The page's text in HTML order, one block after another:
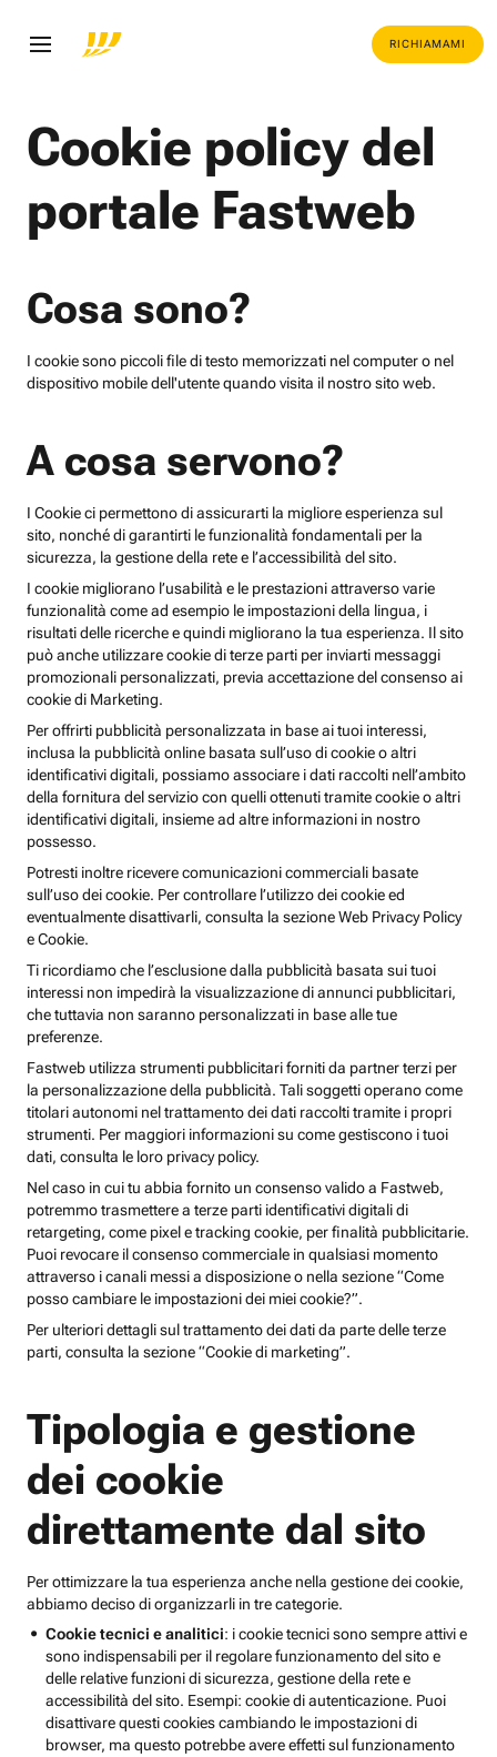
RICHIAMAMI
Cookie policy del
portale Fastweb
Cosa sono?
I cookie sono piccoli file di testo memorizzati nel computer o nel
dispositivo mobile dell'utente quando visita il nostro sito web.
A cosa servono?
I Cookie ci permettono di assicurarti la migliore esperienza sul
sito, nonché di garantirti le funzionalità fondamentali per la
sicurezza, la gestione della rete e l’accessibilità del sito.
I cookie migliorano l’usabilità e le prestazioni attraverso varie
funzionalità come ad esempio le impostazioni della lingua, i
risultati delle ricerche e quindi migliorano la tua esperienza. Il sito
può anche utilizzare cookie di terze parti per inviarti messaggi
promozionali personalizzati, previa accettazione del consenso ai
cookie di Marketing.
Per offrirti pubblicità personalizzata in base ai tuoi interessi,
inclusa la pubblicità online basata sull’uso di cookie o altri
identificativi digitali, possiamo associare i dati raccolti nell’ambito
della fornitura del servizio con quelli ottenuti tramite cookie o altri
identificativi digitali, insieme ad altre informazioni in nostro
possesso.
Potresti inoltre ricevere comunicazioni commerciali basate
sull’uso dei cookie. Per controllare l’utilizzo dei cookie ed
eventualmente disattivarli, consulta la sezione Web Privacy Policy
e Cookie.
Ti ricordiamo che l’esclusione dalla pubblicità basata sui tuoi
interessi non impedirà la visualizzazione di annunci pubblicitari,
che tuttavia non saranno personalizzati in base alle tue
preferenze.
Fastweb utilizza strumenti pubblicitari forniti da partner terzi per
la personalizzazione della pubblicità. Tali soggetti operano come
titolari autonomi nel trattamento dei dati raccolti tramite i propri
strumenti. Per maggiori informazioni su come gestiscono i tuoi
dati, consulta le loro privacy policy.
Nel caso in cui tu abbia fornito un consenso valido a Fastweb,
potremmo trasmettere a terze parti identificativi digitali di
retargeting, come pixel e tracking cookie, per finalità pubblicitarie.
Puoi revocare il consenso commerciale in qualsiasi momento
attraverso i canali messi a disposizione o nella sezione “Come
posso cambiare le impostazioni dei miei cookie?”.
Per ulteriori dettagli sul trattamento dei dati da parte delle terze
parti, consulta la sezione “Cookie di marketing”.
Tipologia e gestione
dei cookie
direttamente dal sito
Per ottimizzare la tua esperienza anche nella gestione dei cookie,
abbiamo deciso di organizzarli in tre categorie.
Cookie tecnici e analitici: i cookie tecnici sono sempre attivi e
sono indispensabili per il regolare funzionamento del sito e
delle relative funzioni di sicurezza, gestione della rete e
accessibilità del sito. Esempi: cookie di autenticazione. Puoi
disattivare questi cookies cambiando le impostazioni di
browser, ma questo potrebbe avere effetti sul funzionamento